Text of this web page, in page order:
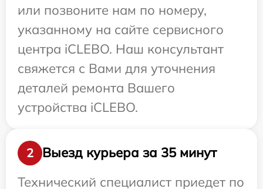
или позвоните нам по номеру,
указанному на сайте сервисного
центра iCLEBO. Наш консультант
свяжется с Вами для уточнения
деталей ремонта Вашего
устройства iCLEBO.
2
Выезд курьера за 35 минут
Технический специалист приедет по